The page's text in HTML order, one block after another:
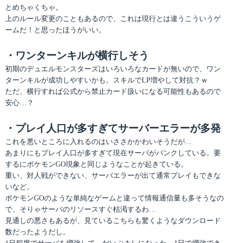
とめちゃくちゃ。
上のルール変更のこともあるので、これは現行とは違うこういうゲ
ームだ！と思ったほうがいい。
・ワンターンキルが横行しそう
初期のデュエルモンスターズはいろいろなカードが無いので、ワン
ターンキルが成功しやすいかも。スキルでLP増やして対抗？ｗ
ただ、横行すれば公式から禁止カード扱いになる可能性もあるので
安心…？
・プレイ人口が多すぎてサーバーエラーが多発
これを悪いところに入れるのはいささかかわいそうだが…
あまりにもプレイ人口が多すぎて現在サーバがパンクしている。要
するにポケモンGO現象と同じようなことが起きている。
重い、対人戦ができない、サーバエラーが出て通常プレイもできな
いなど。
ポケモンGOのような単純なゲームと違って情報通信量も多そうなの
で、そりゃサーバのリソースすぐ枯渇するわ…
見通しの悪さもあるが、見ているこちらも驚くようなダウンロード
数だったようだし。